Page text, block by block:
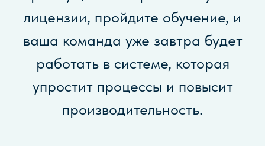
лицензии, пройдите обучение, и
ваша команда уже завтра будет
работать в системе, которая
упростит процессы и повысит
производительность.
КАК РАБОТАЕТ